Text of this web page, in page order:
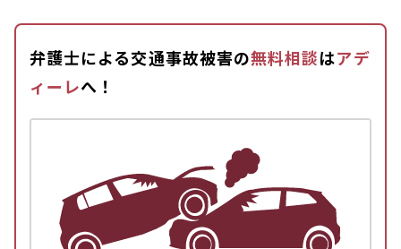
弁護士による交通事故被害の無料相談はアデ
ィーレへ！